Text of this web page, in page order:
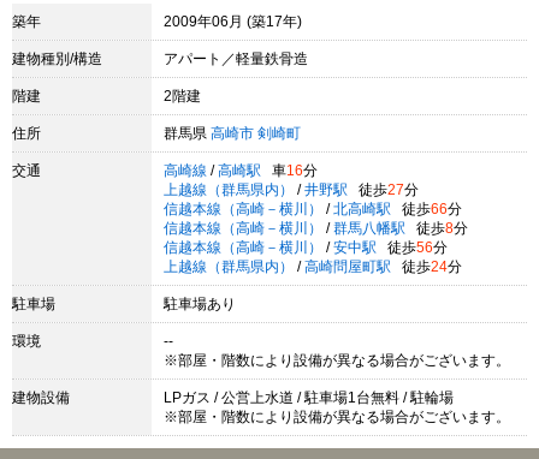
築年 2009年06月 (築17年)
建物種別/構造 アパート／軽量鉄骨造
階建 2階建
住所 群馬県 高崎市 剣崎町
交通 高崎線 / 高崎駅 車16分
上越線（群馬県内）
/ 井野駅 徒歩27分
信越本線（高崎－横川）
/ 北高崎駅 徒歩66分
信越本線（高崎－横川）
/ 群馬八幡駅 徒歩8分
信越本線（高崎－横川）
/ 安中駅 徒歩56分
上越線（群馬県内）
/ 高崎問屋町駅 徒歩24分
駐車場 駐車場あり
環境
--
※部屋・階数により設備が異なる場合がございます。
建物設備
LPガス / 公営上水道 / 駐車場1台無料 / 駐輪場
※部屋・階数により設備が異なる場合がございます。